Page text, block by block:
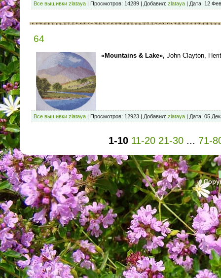
Все вышивки zlataya | Просмотров: 14289 | Добавил: zlataya | Дата: 12
64
«Mountains & Lake», John Clayton,
Все вышивки zlataya | Просмотров: 12923 | Добавил: zlataya | Дата: 05
1-10 11-20 21-30 ... 71-